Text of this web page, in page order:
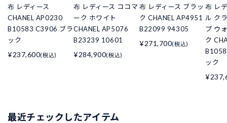
布 レディース
CHANEL AP0230
B10583 C3906 ブラ
ック
¥237,600(税込)
布 レディース ココマ
ーク ホワイト
CHANEL AP5076
B23239 10601
¥284,900(税込)
布 レディース ブラッ
ク CHANEL AP4951
B22099 94305
¥271,700(税込)
布 レ
ル ク
プ ウ
ク
ック
最近チェックしたアイテム